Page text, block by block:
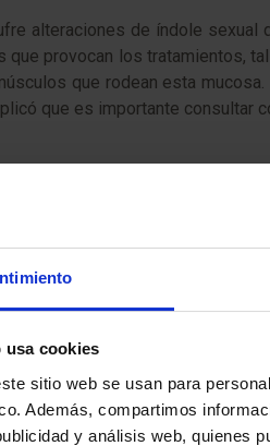
usa cookies
sitio web se usan para
Además, compartimos
y análisis web, quienes
alteraciones de índole
provocan los tratamientos,
que rodean esta
que es importante consultar
y sexólogas (Yolanda
dar todo el apoyo posible
de género: la
estética y
de las cejas, raya del